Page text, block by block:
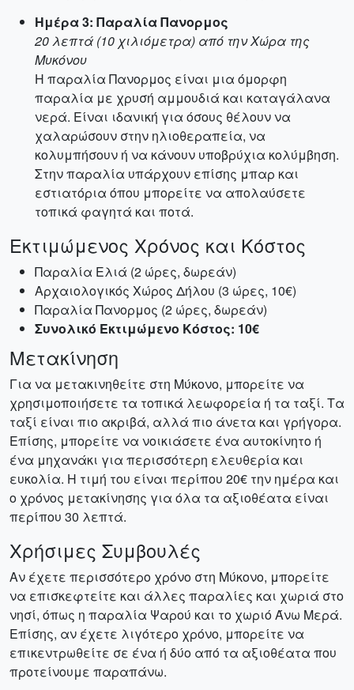
Ημέρα 3: Παραλία Πανορμος
20 λεπτά (10 χιλιόμετρα) από την Χώρα της
Μυκόνου
Η παραλία Πανορμος είναι μια όμορφη
παραλία με χρυσή αμμουδιά και καταγάλανα
νερά. Είναι ιδανική για όσους θέλουν να
χαλαρώσουν στην ηλιοθεραπεία, να
κολυμπήσουν ή να κάνουν υποβρύχια κολύμβηση.
Στην παραλία υπάρχουν επίσης μπαρ και
εστιατόρια όπου μπορείτε να απολαύσετε
τοπικά φαγητά και ποτά.
Εκτιμώμενος Χρόνος και Κόστος
Παραλία Ελιά (2 ώρες, δωρεάν)
Αρχαιολογικός Χώρος Δήλου (3 ώρες, 10€)
Παραλία Πανορμος (2 ώρες, δωρεάν)
Συνολικό Εκτιμώμενο Κόστος: 10€
Μετακίνηση
Για να μετακινηθείτε στη Μύκονο, μπορείτε να
χρησιμοποιήσετε τα τοπικά λεωφορεία ή τα ταξί. Τα
ταξί είναι πιο ακριβά, αλλά πιο άνετα και γρήγορα.
Επίσης, μπορείτε να νοικιάσετε ένα αυτοκίνητο ή
ένα μηχανάκι για περισσότερη ελευθερία και
ευκολία. Η τιμή του είναι περίπου 20€ την ημέρα και
ο χρόνος μετακίνησης για όλα τα αξιοθέατα είναι
περίπου 30 λεπτά.
Χρήσιμες Συμβουλές
Αν έχετε περισσότερο χρόνο στη Μύκονο, μπορείτε
να επισκεφτείτε και άλλες παραλίες και χωριά στο
νησί, όπως η παραλία Ψαρού και το χωριό Άνω Μερά.
Επίσης, αν έχετε λιγότερο χρόνο, μπορείτε να
επικεντρωθείτε σε ένα ή δύο από τα αξιοθέατα που
προτείνουμε παραπάνω.